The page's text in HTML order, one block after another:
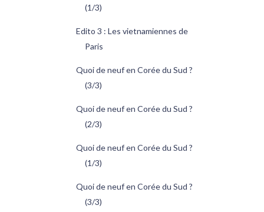
(1/3)
Edito 3 : Les vietnamiennes de
Paris
Quoi de neuf en Corée du Sud ?
(3/3)
Quoi de neuf en Corée du Sud ?
(2/3)
Quoi de neuf en Corée du Sud ?
(1/3)
Quoi de neuf en Corée du Sud ?
(3/3)